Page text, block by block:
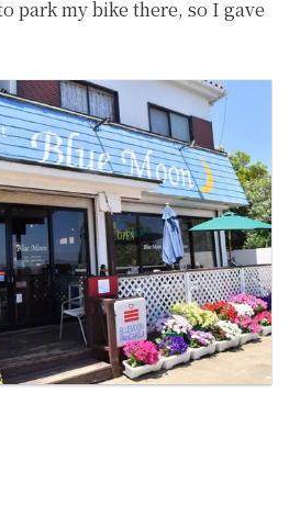
park my bike there, so I gave